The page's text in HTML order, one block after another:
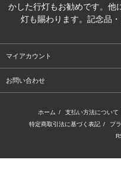
かした行灯もお勧めです。他
灯も賜わります。記念品
マイアカウント
お問い合わせ
ホーム / 支払い方法について
特定商取引法に基づく表記 / プ